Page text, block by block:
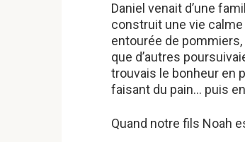
Daniel venait d’une
construit une vie
entourée de
que d’autres
trouvais le bonheur en
faisant du pain… puis
Quand notre fils Noah